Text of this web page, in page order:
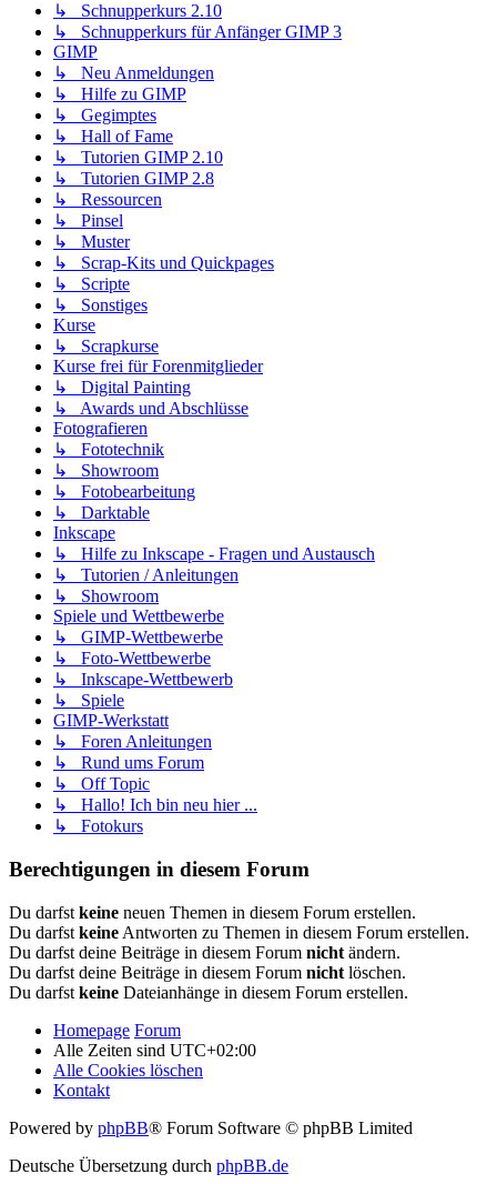
↳ Schnupperkurs 2.10
↳ Schnupperkurs für Anfänger GIMP 3
GIMP
↳ Neu Anmeldungen
↳ Hilfe zu GIMP
↳ Gegimptes
↳ Hall of Fame
↳ Tutorien GIMP 2.10
↳ Tutorien GIMP 2.8
↳ Ressourcen
↳ Pinsel
↳ Muster
↳ Scrap-Kits und Quickpages
↳ Scripte
↳ Sonstiges
Kurse
↳ Scrapkurse
Kurse frei für Forenmitglieder
↳ Digital Painting
↳ Awards und Abschlüsse
Fotografieren
↳ Fototechnik
↳ Showroom
↳ Fotobearbeitung
↳ Darktable
Inkscape
↳ Hilfe zu Inkscape - Fragen und Austausch
↳ Tutorien / Anleitungen
↳ Showroom
Spiele und Wettbewerbe
↳ GIMP-Wettbewerbe
↳ Foto-Wettbewerbe
↳ Inkscape-Wettbewerb
↳ Spiele
GIMP-Werkstatt
↳ Foren Anleitungen
↳ Rund ums Forum
↳ Off Topic
↳ Hallo! Ich bin neu hier ...
↳ Fotokurs
Berechtigungen in diesem Forum
Du darfst keine neuen Themen in diesem Forum erstellen.
Du darfst keine Antworten zu Themen in diesem Forum erstellen.
Du darfst deine Beiträge in diesem Forum nicht ändern.
Du darfst deine Beiträge in diesem Forum nicht löschen.
Du darfst keine Dateianhänge in diesem Forum erstellen.
Homepage Forum
Alle Zeiten sind UTC+02:00
Alle Cookies löschen
Kontakt
Powered by phpBB® Forum Software © phpBB Limited
Deutsche Übersetzung durch phpBB.de